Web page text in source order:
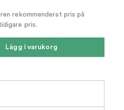
rekommenderat pris på
pris.
Lägg i varukorg